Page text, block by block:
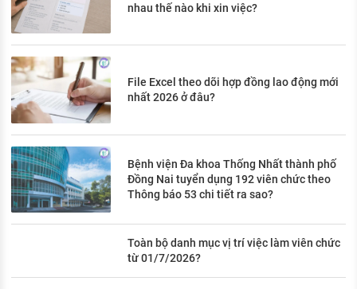
nhau thế nào khi xin việc?
File Excel theo dõi hợp đồng lao động mới
nhất 2026 ở đâu?
Bệnh viện Đa khoa Thống Nhất thành phố
Đồng Nai tuyển dụng 192 viên chức theo
Thông báo 53 chi tiết ra sao?
Toàn bộ danh mục vị trí việc làm viên chức
từ 01/7/2026?